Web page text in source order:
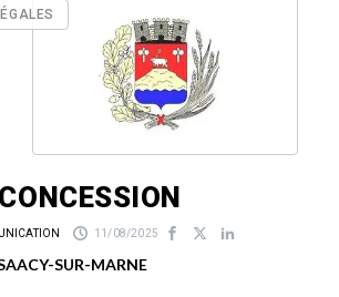
11/08/2025
SUR-MARNE